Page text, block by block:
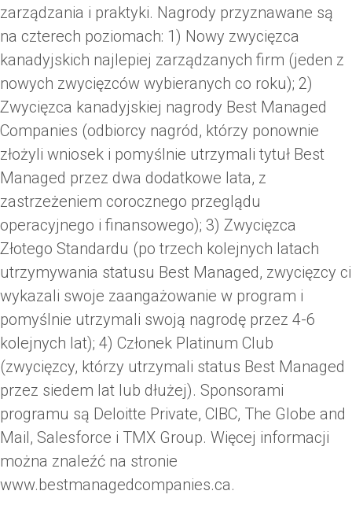
zarządzania i praktyki. Nagrody przyznawane są
na czterech poziomach: 1) Nowy zwycięzca
kanadyjskich najlepiej zarządzanych firm (jeden z
nowych zwycięzców wybieranych co roku); 2)
Zwycięzca kanadyjskiej nagrody Best Managed
Companies (odbiorcy nagród, którzy ponownie
złożyli wniosek i pomyślnie utrzymali tytuł Best
Managed przez dwa dodatkowe lata, z
zastrzeżeniem corocznego przeglądu
operacyjnego i finansowego); 3) Zwycięzca
Złotego Standardu (po trzech kolejnych latach
utrzymywania statusu Best Managed, zwycięzcy ci
wykazali swoje zaangażowanie w program i
pomyślnie utrzymali swoją nagrodę przez 4-6
kolejnych lat); 4) Członek Platinum Club
(zwycięzcy, którzy utrzymali status Best Managed
przez siedem lat lub dłużej). Sponsorami
programu są Deloitte Private, CIBC, The Globe and
Mail, Salesforce i TMX Group. Więcej informacji
można znaleźć na stronie
www.bestmanagedcompanies.ca.